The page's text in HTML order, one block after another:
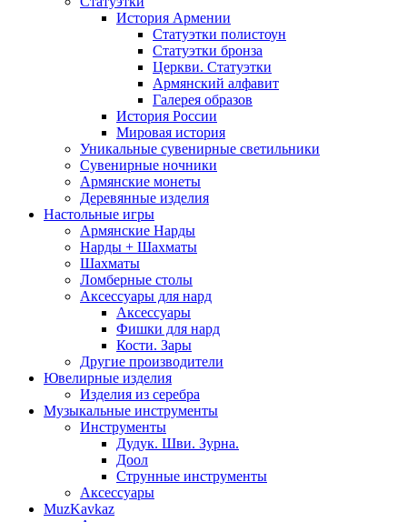
История Армении
Статуэтки полистоун
Статуэтки бронза
Церкви. Статуэтки
Армянский алфавит
Галерея образов
История России
Мировая история
Уникальные сувенирные светильники
Сувенирные ночники
Армянские монеты
Деревянные изделия
Настольные игры
Армянские Нарды
Нарды + Шахматы
Шахматы
Ломберные столы
Аксессуары для нард
Аксессуары
Фишки для нард
Кости. Зары
Другие производители
Ювелирные изделия
Изделия из серебра
Музыкальные инструменты
Инструменты
Дудук. Шви. Зурна.
Доол
Струнные инструменты
Аксессуары
MuzKavkaz